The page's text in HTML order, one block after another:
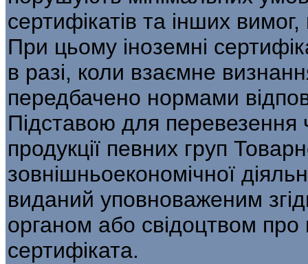
сертифікатів та інших
При цьому іноземні
в разі, коли взаємне
передбачено нормами
Підставою для перевезення
продукції певних груп
зовнішньоекономічної
виданий уповноваженим
органом або свідоцтвом про
сертифіката.